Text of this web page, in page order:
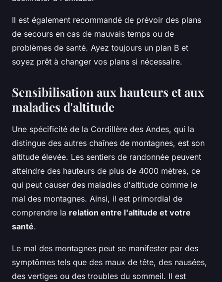
Il est également recommandé de prévoir des plans
de secours en cas de mauvais temps ou de
problèmes de santé. Ayez toujours un plan B et
soyez prêt à changer vos plans si nécessaire.
Sensibilisation aux hauteurs et aux
maladies d'altitude
Une spécificité de la Cordillère des Andes, qui la
distingue des autres chaînes de montagnes, est son
altitude élevée. Les sentiers de randonnée peuvent
atteindre des hauteurs de plus de 4000 mètres, ce
qui peut causer des maladies d'altitude comme le
mal des montagnes. Ainsi, il est primordial de
comprendre la relation entre l'altitude et votre
santé.
Le mal des montagnes peut se manifester par des
symptômes tels que des maux de tête, des nausées,
des vertiges ou des troubles du sommeil. Il est